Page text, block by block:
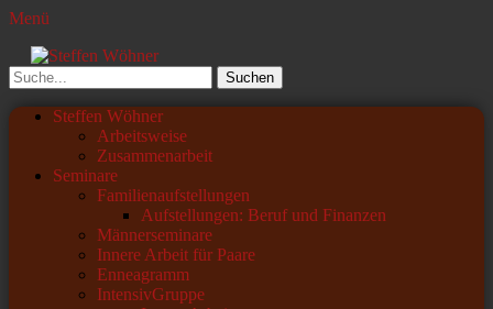
Menü
Steffen Wöhner
Lehrer und Seminarleiter
Suchen
nach:
Primäres
Zum
Steffen Wöhner
Arbeitsweise
Zusammenarbeit
Seminare
Familienaufstellungen
Aufstellungen: Beruf und Finanzen
Männerseminare
Innere Arbeit für Paare
Enneagramm
IntensivGruppe